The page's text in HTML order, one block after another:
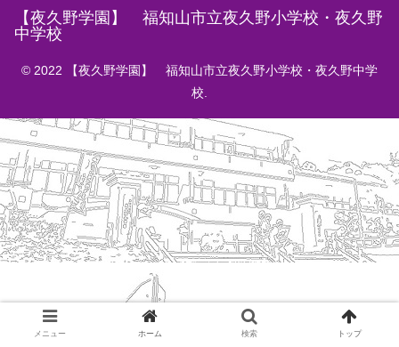
【夜久野学園】 福知山市立夜久野小学校・夜久野
中学校
© 2022 【夜久野学園】 福知山市立夜久野小学校・夜久野中学
校.
メニュー ホーム 検索 トップ